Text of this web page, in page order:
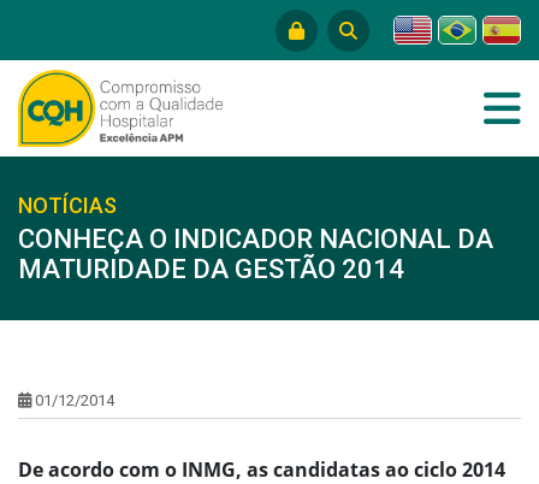
NOTÍCIAS
CONHEÇA O INDICADOR NACIONAL DA
MATURIDADE DA GESTÃO 2014
01/12/2014
De acordo com o INMG, as candidatas ao ciclo 2014